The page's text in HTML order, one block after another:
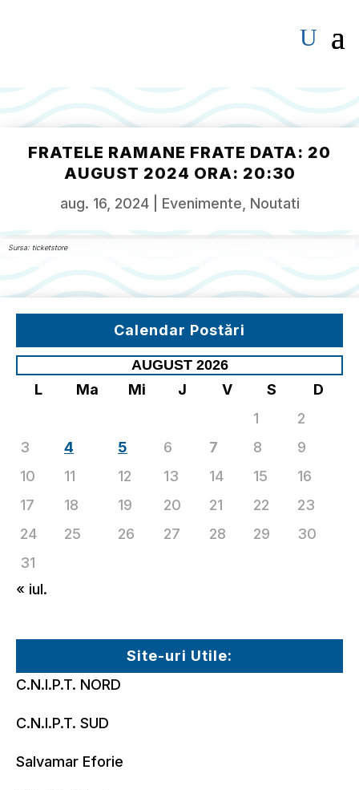
FRATELE RAMANE FRATE DATA: 20
AUGUST 2024 ORA: 20:30
aug. 16, 2024| Evenimente Noutati
Sursa: ticketstore
Calendar Postări
AUGUST 2026
L Ma Mi J V S
D
1
2
3
4 5 6 7 8
9
10
11 12 13 14 15
16
17
18 19 20 21 22
23
24
25 26 27 28 29
30
31
« iul.
Site-uri Utile:
C.N.I.P.T. NORD
C.N.I.P.T. SUD
Salvamar Eforie